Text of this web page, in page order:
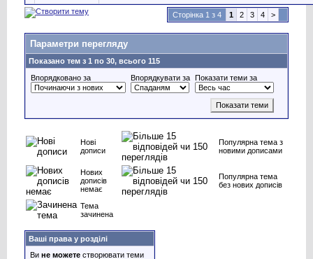
Сторінка 1 з 4 1 2 3 4 >
Параметри перегляду
Показано тем з 1 по 30, всього 115
Впорядковано за
Впорядкувати за Показати теми за
Нові
дописи
Популярна тема з
новими дописами
Нових
дописів
немає
Популярна тема
без нових дописів
Тема
зачинена
Ваші права у розділі
Ви не можете створювати теми